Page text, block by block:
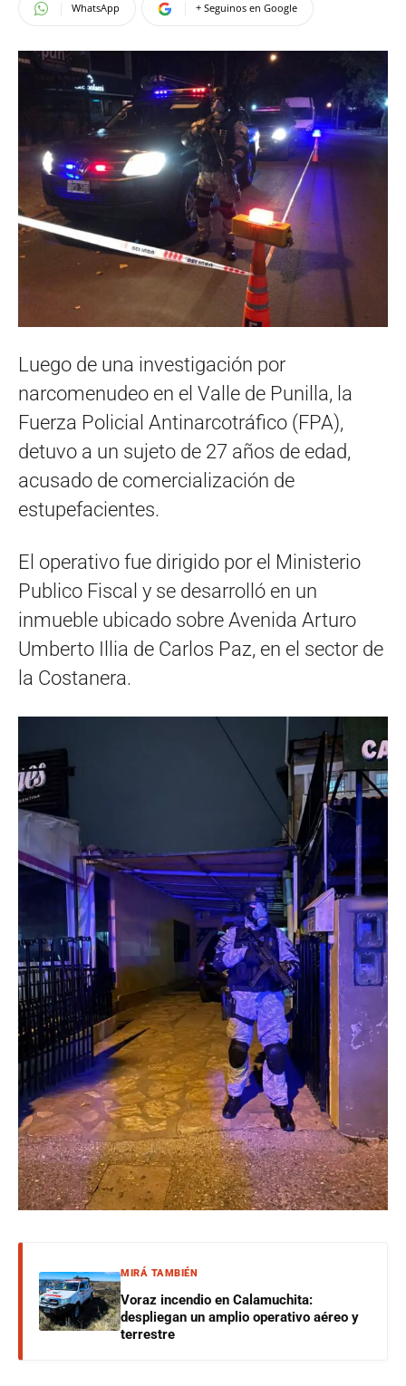
WhatsApp + Seguinos en Google
Luego de una investigación por
narcomenudeo en el Valle de Punilla, la
Fuerza Policial Antinarcotráfico (FPA),
detuvo a un sujeto de 27 años de edad,
acusado de comercialización de
estupefacientes.
El operativo fue dirigido por el Ministerio
Publico Fiscal y se desarrolló en un
inmueble ubicado sobre Avenida Arturo
Umberto Illia de Carlos Paz, en el sector de
la Costanera.
MIRÁ TAMBIÉN
Voraz incendio en Calamuchita:
despliegan un amplio operativo aéreo y
terrestre